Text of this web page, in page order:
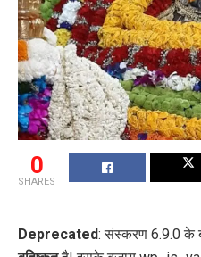
0
SHARES
Deprecated: संस्करण 6.9.0 के